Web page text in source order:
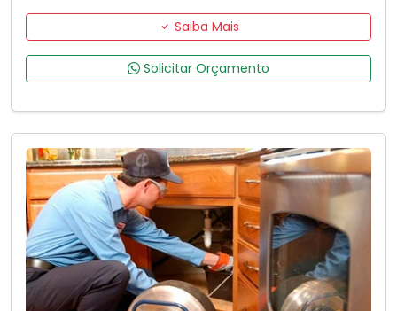
Saiba Mais
Solicitar Orçamento